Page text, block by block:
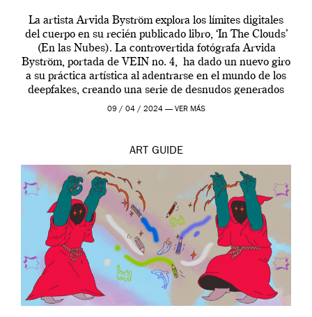
La artista Arvida Byström explora los límites digitales
del cuerpo en su recién publicado libro, ‘In The Clouds’
(En las Nubes). La controvertida fotógrafa Arvida
Byström, portada de VEIN no. 4, ha dado un nuevo giro
a su práctica artística al adentrarse en el mundo de los
deepfakes, creando una serie de desnudos generados
por […]
09 / 04 / 2024 — VER MÁS
ART GUIDE